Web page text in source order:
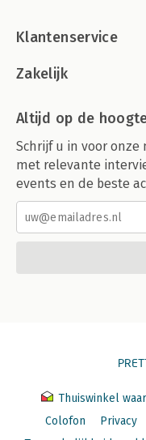
Klantenservice
Zakelijk
Altijd op de
Schrijf u in voor
met relevante
events en de beste
Thuiswinkel
Colofon
Privacy